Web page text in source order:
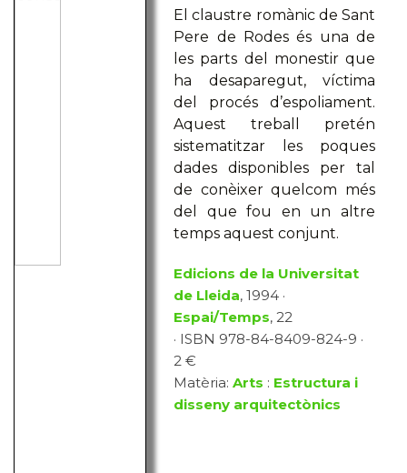
El claustre romànic de Sant
Pere de Rodes és una de
les parts del monestir que
ha desaparegut, víctima
del procés d’espoliament.
Aquest treball pretén
sistematitzar les poques
dades disponibles per tal
de conèixer quelcom més
del que fou en un altre
temps aquest conjunt.
Edicions de la Universitat
de Lleida, 1994 ·
Espai/Temps, 22
· ISBN 978-84-8409-824-9 ·
2 €
Matèria:Arts : Estructura i
disseny arquitectònics